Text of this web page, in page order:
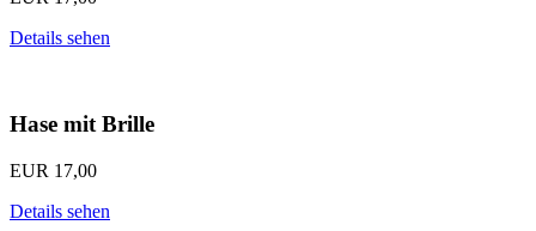
Details sehen
Hase mit Brille
EUR 17,00
Details sehen